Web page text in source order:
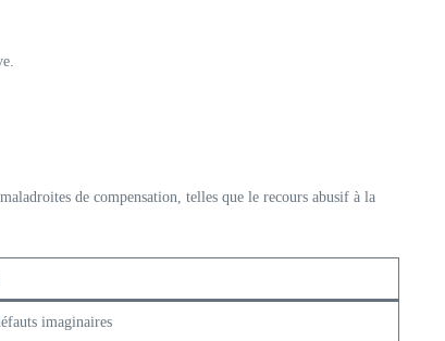
de compensation, telles que le recours abusif à la
imaginaires